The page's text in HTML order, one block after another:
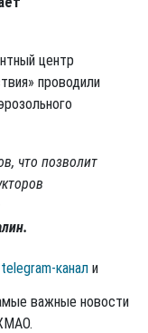
центр
проводили
что позволит
telegram-канал и
важные новости